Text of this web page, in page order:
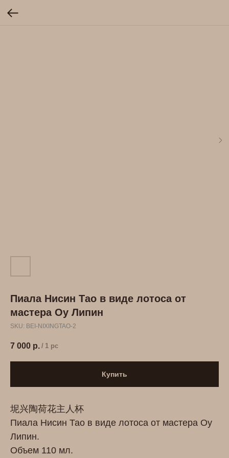
Пиала Нисин Тао в виде лотоса от
мастера Оу Липин
SKU: BEI-NIXINGTAO-2
7 000 р. / 1 pc
Купить
坭兴陶荷花主人杯
Пиала Нисин Тао в виде лотоса от мастера Оу
Липин.
Объем 110 мл.